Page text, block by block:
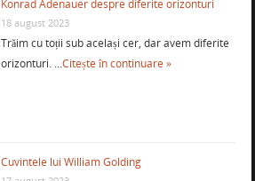
Konrad Adenauer despre diferite orizonturi
18 august 2023
Trăim cu toții sub același cer, dar avem diferite
orizonturi. …Citește în continuare »
Cuvintele lui William Golding